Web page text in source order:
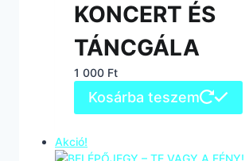
KONCERT ÉS
TÁNCGÁLA
1 000 Ft
Kosárba teszem
Akció!